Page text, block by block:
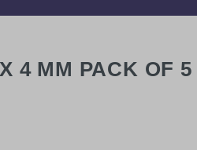
4 MM PACK OF 5